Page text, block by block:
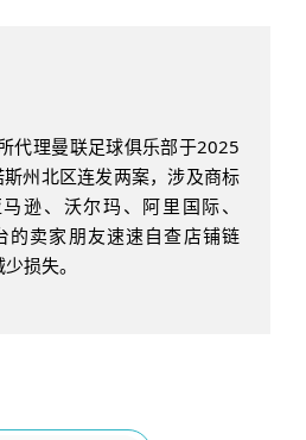
代理曼联足球俱乐部于2025
州北区连发两案，涉及商标
逊、沃尔玛、阿里国际、
的卖家朋友速速自查店铺链
损失。